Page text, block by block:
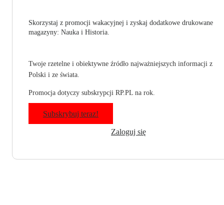
Skorzystaj z promocji wakacyjnej i zyskaj dodatkowe drukowane
magazyny: Nauka i Historia.
Twoje rzetelne i obiektywne źródło najważniejszych informacji z
Polski i ze świata.
Promocja dotyczy subskrypcji RP.PL na rok.
Subskrybuj teraz!
Zaloguj się